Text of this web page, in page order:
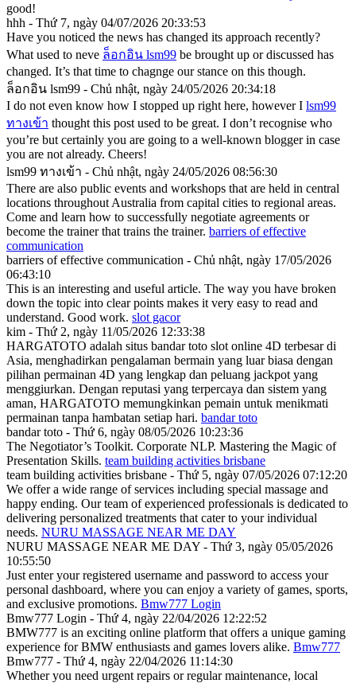
good!
hhh - Thứ 7, ngày 04/07/2026 20:33:53
Have you noticed the news has changed its approach recently?
What used to neve ล็อกอิน lsm99 be brought up or discussed has
changed. It’s that time to chagnge our stance on this though.
ล็อกอิน lsm99 - Chủ nhật, ngày 24/05/2026 20:34:18
I do not even know how I stopped up right here, however I lsm99
ทางเข้า thought this post used to be great. I don’t recognise who
you’re but certainly you are going to a well-known blogger in case
you are not already. Cheers!
lsm99 ทางเข้า - Chủ nhật, ngày 24/05/2026 08:56:30
There are also public events and workshops that are held in central
locations throughout Australia from capital cities to regional areas.
Come and learn how to successfully negotiate agreements or
become the trainer that trains the trainer. barriers of effective
communication
barriers of effective communication - Chủ nhật, ngày 17/05/2026
06:43:10
This is an interesting and useful article. The way you have broken
down the topic into clear points makes it very easy to read and
understand. Good work. slot gacor
kim - Thứ 2, ngày 11/05/2026 12:33:38
HARGATOTO adalah situs bandar toto slot online 4D terbesar di
Asia, menghadirkan pengalaman bermain yang luar biasa dengan
pilihan permainan 4D yang lengkap dan peluang jackpot yang
menggiurkan. Dengan reputasi yang terpercaya dan sistem yang
aman, HARGATOTO memungkinkan pemain untuk menikmati
permainan tanpa hambatan setiap hari. bandar toto
bandar toto - Thứ 6, ngày 08/05/2026 10:23:36
The Negotiator’s Toolkit. Corporate NLP. Mastering the Magic of
Presentation Skills. team building activities brisbane
team building activities brisbane - Thứ 5, ngày 07/05/2026 07:12:20
We offer a wide range of services including special massage and
happy ending. Our team of experienced professionals is dedicated to
delivering personalized treatments that cater to your individual
needs. NURU MASSAGE NEAR ME DAY
NURU MASSAGE NEAR ME DAY - Thứ 3, ngày 05/05/2026
10:55:50
Just enter your registered username and password to access your
personal dashboard, where you can enjoy a variety of games, sports,
and exclusive promotions. Bmw777 Login
Bmw777 Login - Thứ 4, ngày 22/04/2026 12:22:52
BMW777 is an exciting online platform that offers a unique gaming
experience for BMW enthusiasts and games lovers alike. Bmw777
Bmw777 - Thứ 4, ngày 22/04/2026 11:14:30
Whether you need urgent repairs or regular maintenance, local